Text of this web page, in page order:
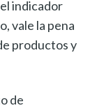
indicador
vale la pena
productos y
de